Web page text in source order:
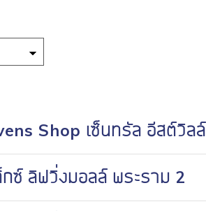
Shop เซ็นทรัล อีสต์วิลล์
กซ์ ลิฟวิ่งมอลล์ พระราม 2